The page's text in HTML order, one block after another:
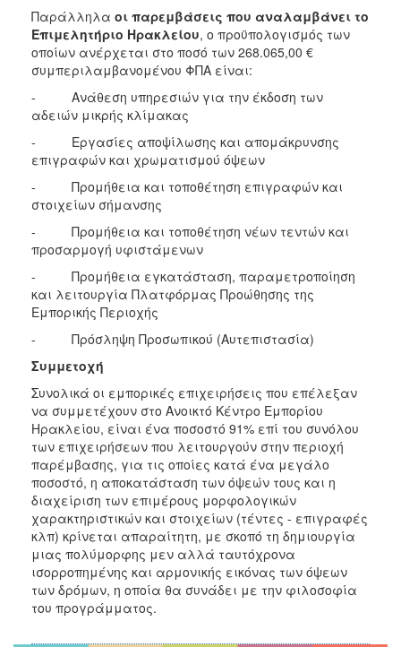
Παράλληλα οι παρεμβάσεις που αναλαμβάνει το
Επιμελητήριο Ηρακλείου, ο προϋπολογισμός των
οποίων ανέρχεται στο ποσό των 268.065,00 €
συμπεριλαμβανομένου ΦΠΑ είναι:
- Ανάθεση υπηρεσιών για την έκδοση των
αδειών μικρής κλίμακας
- Εργασίες αποψίλωσης και απομάκρυνσης
επιγραφών και χρωματισμού όψεων
- Προμήθεια και τοποθέτηση επιγραφών και
στοιχείων σήμανσης
- Προμήθεια και τοποθέτηση νέων τεντών και
προσαρμογή υφιστάμενων
- Προμήθεια εγκατάσταση, παραμετροποίηση
και λειτουργία Πλατφόρμας Προώθησης της
Εμπορικής Περιοχής
- Πρόσληψη Προσωπικού (Αυτεπιστασία)
Συμμετοχή
Συνολικά οι εμπορικές επιχειρήσεις που επέλεξαν
να συμμετέχουν στο Ανοικτό Κέντρο Εμπορίου
Ηρακλείου, είναι ένα ποσοστό 91% επί του συνόλου
των επιχειρήσεων που λειτουργούν στην περιοχή
παρέμβασης, για τις οποίες κατά ένα μεγάλο
ποσοστό, η αποκατάσταση των όψεών τους και η
διαχείριση των επιμέρους μορφολογικών
χαρακτηριστικών και στοιχείων (τέντες - επιγραφές
κλπ) κρίνεται απαραίτητη, με σκοπό τη δημιουργία
μιας πολύμορφης μεν αλλά ταυτόχρονα
ισορροπημένης και αρμονικής εικόνας των όψεων
των δρόμων, η οποία θα συνάδει με την φιλοσοφία
του προγράμματος.